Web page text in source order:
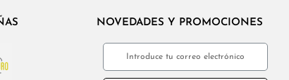
NOVEDADES Y PROMOCIONES